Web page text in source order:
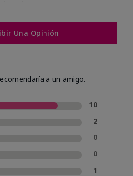
Una Opinión
a un amigo.
10
2
0
0
1